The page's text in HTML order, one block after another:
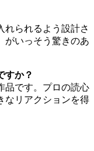
れられるよう設計さ
がいっそう驚きのあ
すか？
品です。プロの読心
なリアクションを得